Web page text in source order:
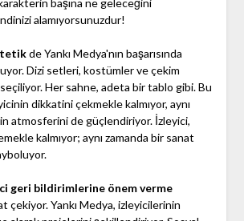
başına ne geleceğini
alamıyorsunuzdur!
de Yankı Medya'nın başarısında
Dizi setleri, kostümler ve çekim
Her sahne, adeta bir tablo gibi. Bu
dikkatini çekmekle kalmıyor, aynı
atmosferini de güçlendiriyor. İzleyici,
kalmıyor; aynı zamanda bir sanat
geri bildirimlerine önem verme
çekiyor. Yankı Medya, izleyicilerinin